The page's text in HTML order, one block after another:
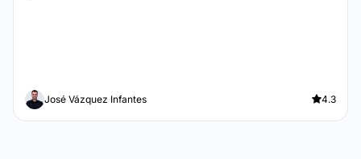
José Vázquez Infantes 4.3